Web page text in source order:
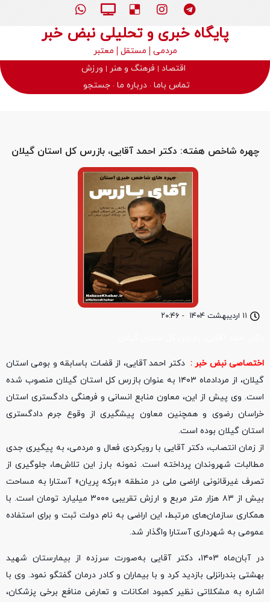
پایگاه خبری و تحلیلی نبض خبر
مردمی مستقل
معتبر
اقتصاد
فرهنگ و هنر
ورزش
تماس باما درباره ما جستجو
۱۱ اردیبهشت ۱۴۰۴ - ۲۰:۴۶
چهره شاخص هفته: دکتر احمد آقایی، بازرس کل استان گیلان
اختصاصی نبض خبر : دکتر احمد آقایی، از قضات باسابقه و بومی استان
گیلان، از مردادماه ۱۴۰۳ به عنوان بازرس کل استان گیلان منصوب شده
است. وی پیش از این، معاون منابع انسانی و فرهنگی دادگستری استان
خراسان رضوی و همچنین معاون پیشگیری از وقوع جرم دادگستری
استان گیلان بوده است.
از زمان انتصاب، دکتر آقایی با رویکردی فعال و مردمی، به پیگیری جدی
مطالبات شهروندان پرداخته است. نمونه بارز این تلاش‌ها، جلوگیری از
تصرف غیرقانونی اراضی ملی در منطقه «برکه پریان» آستارا به مساحت
بیش از ۸۳ هزار متر مربع و ارزش تقریبی ۳۰۰۰ میلیارد تومان است. با
همکاری سازمان‌های مرتبط، این اراضی به نام دولت ثبت و برای استفاده
عمومی به شهرداری آستارا واگذار شد.
در آبان‌ماه ۱۴۰۳، دکتر آقایی به‌صورت سرزده از بیمارستان شهید
بهشتی بندرانزلی بازدید کرد و با بیماران و کادر درمان گفتگو نمود. وی با
اشاره به مشکلاتی نظیر کمبود امکانات و تعارض منافع برخی پزشکان،